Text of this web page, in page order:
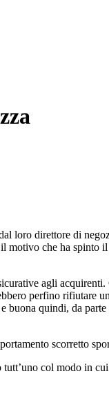
loro direttore di
che ha
agli
perfino rifiutare
quindi, da
scorretto
col modo in